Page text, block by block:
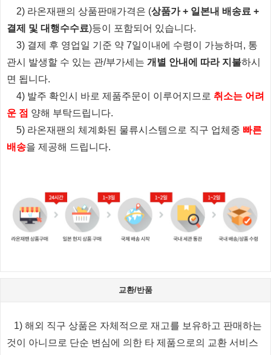
2) 라온재팬의 상품판매가격은 (상품가 + 일본내 배송료 +
결제 및 대행수수료)등이 포함되어 있습니다.
3) 결제 후 영업일 기준 약 7일이내에 수령이 가능하며, 통
관시 발생할 수 있는 관/부가세는 개별 안내에 따라 지불하시
면 됩니다.
4) 발주 확인시 바로 제품주문이 이루어지므로 취소는 어려
운 점 양해 부탁드립니다.
5) 라온재팬의 체계화된 물류시스템으로 직구 업체중 빠른
배송을 제공해 드립니다.
교환/반품
1) 해외 직구 상품은 자체적으로 재고를 보유하고 판매하는
것이 아니므로 단순 변심에 의한 타 제품으로의 교환 서비스